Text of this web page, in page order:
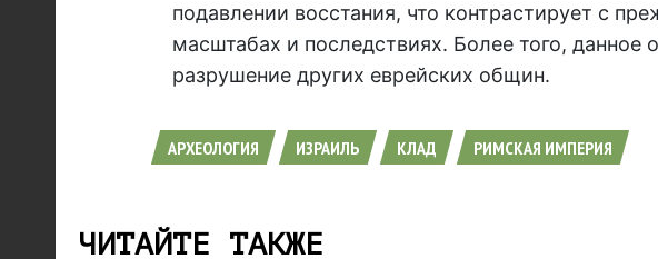
подавлении восстания, что контрастирует с
масштабах и последствиях. Более того, данное
разрушение других еврейских общин.
АРХЕОЛОГИЯ ИЗРАИЛЬ КЛАД РИМСКАЯ ИМПЕРИЯ
ЧИТАЙТЕ ТАКЖЕ